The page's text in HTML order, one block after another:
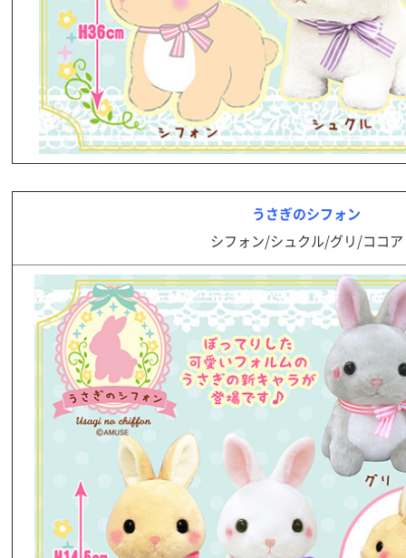
うさぎのシフォン
シフォン/シュクル/グリ/ココア